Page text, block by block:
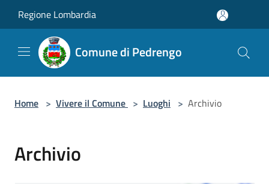
Regione Lombardia
Comune di Pedrengo
Home > Vivere il Comune > Luoghi > Archivio
Archivio